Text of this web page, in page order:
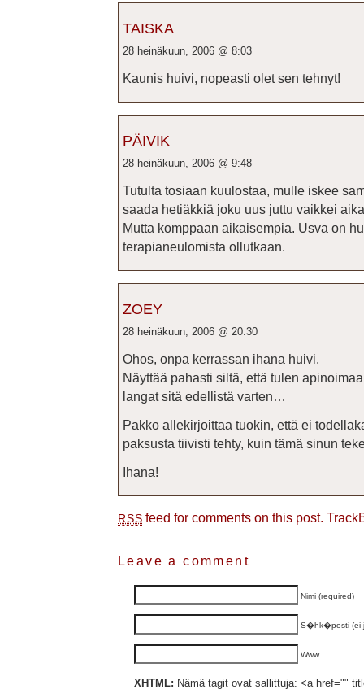
TAISKA
28 heinäkuun, 2006 @ 8:03
Kaunis huivi, nopeasti olet sen tehnyt!
PÄIVIK
28 heinäkuun, 2006 @ 9:48
Tutulta tosiaan kuulostaa, mulle iskee
saada hetiäkkiä joku uus juttu vaikkei
Mutta komppaan aikaisempia. Usva on
terapianeulomista ollutkaan.
ZOEY
28 heinäkuun, 2006 @ 20:30
Ohos, onpa kerrassan ihana huivi.
Näyttää pahasti siltä, että tulen
langat sitä edellistä varten…
Pakko allekirjoittaa tuokin, että ei
paksusta tiivisti tehty, kuin tämä sinun
Ihana!
RSS feed for comments on this post.
Leave a comment
Nimi (required)
S�hk�posti (ei
Www
XHTML: Nämä tagit ovat sallittuja: <a href=""